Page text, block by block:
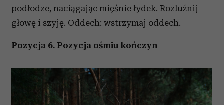
Partnerzy mogą połączyć te informacje z innymi danymi
otrzymanymi od Ciebie lub uzyskanymi podczas
podłodze, naciągając mięśnie łydek. Rozluźnij
głowę i szyję. Oddech: wstrzymaj oddech.
Pozycja 6. Pozycja ośmiu kończyn